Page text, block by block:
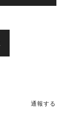
通報する